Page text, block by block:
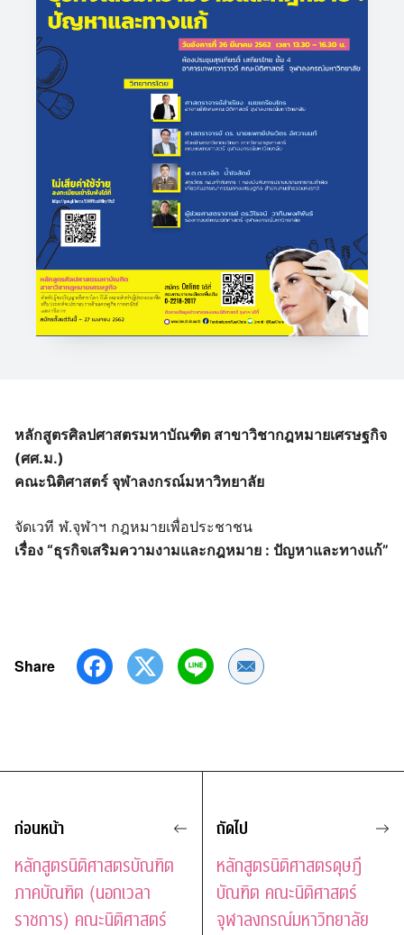
หลักสูตรศิลปศาสตรมหาบัณฑิต สาขาวิชากฎหมายเศรษฐกิจ
(ศศ.ม.)
คณะนิติศาสตร์ จุฬาลงกรณ์มหาวิทยาลัย
จัดเวที ฬ.จุฬาฯ กฎหมายเพื่อประชาชน
เรื่อง “ธุรกิจเสริมความงามและกฎหมาย : ปัญหาและทางแก้”
Share Share by Email
ก่อนหน้า
หลักสูตรนิติศาสตรบัณฑิต
ภาคบัณฑิต (นอกเวลา
ราชการ) คณะนิติศาสตร์
ถัดไป
หลักสูตรนิติศาสตรดุษฎี
บัณฑิต คณะนิติศาสตร์
จุฬาลงกรณ์มหาวิทยาลัย